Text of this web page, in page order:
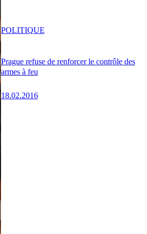
Prague refuse de renforcer le contrôle des
armes à feu
18.02.2016
POLITIQUE